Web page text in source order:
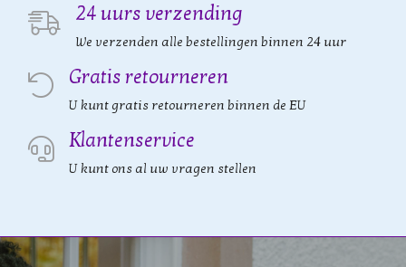
24 uurs verzending
We verzenden alle bestellingen binnen 24 uur
Gratis retourneren
U kunt gratis retourneren binnen de EU
Klantenservice
U kunt ons al uw vragen stellen